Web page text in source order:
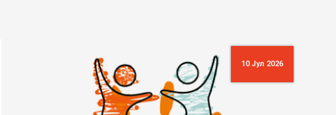
10 Јул 2026